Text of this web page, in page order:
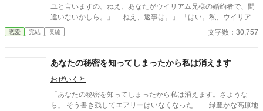
ユと言いますの。ねえ、あなたがウイリアム兄様の婚約者で、間
違いないかしら。」 「ねえ、返事は。」 「はい。私、ウイリアム
様と婚約しています ナンシー。ナンシー・ヘルシンキ伯爵令嬢
です。」 彼女の前に現れたのは、とても美しい人でした。
恋愛 完結 長編 文字数：30,757
あなたの秘密を知ってしまったから私は消えます
おぜいくと
「あなたの秘密を知ってしまったから私は消えます。さような
ら」 そう書き残してエアリーはいなくなった…… 緑豊かな高原地